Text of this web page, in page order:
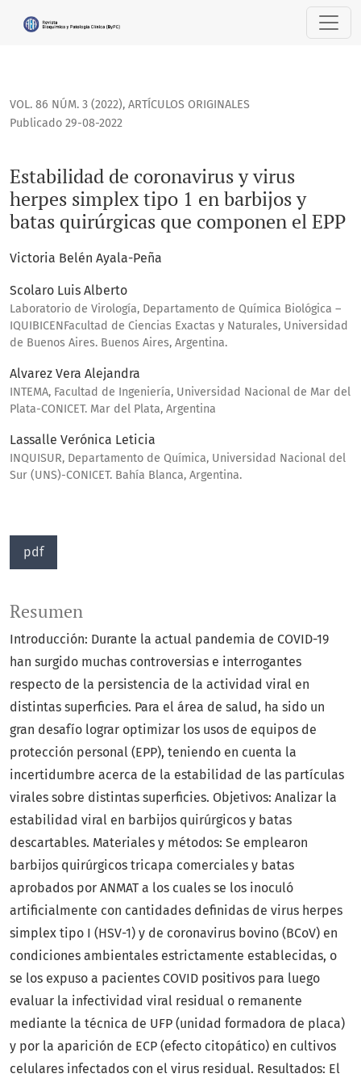
Estabilidad de coronavirus y virus herpes simplex tipo 1
VOL. 86 NÚM. 3 (2022), ARTÍCULOS ORIGINALES
Estabilidad de coronavirus y virus
herpes simplex tipo 1 en barbijos y
batas quirúrgicas que componen el EPP
Publicado 29-08-2022
Victoria Belén Ayala-Peña
Scolaro Luis Alberto
Laboratorio de Virología, Departamento de Química Biológica –
IQUIBICENFacultad de Ciencias Exactas y Naturales, Universidad
de Buenos Aires. Buenos Aires, Argentina.
Alvarez Vera Alejandra
INTEMA, Facultad de Ingeniería, Universidad Nacional de Mar del
Plata-CONICET. Mar del Plata, Argentina
Lassalle Verónica Leticia
INQUISUR, Departamento de Química, Universidad Nacional del
Sur (UNS)-CONICET. Bahía Blanca, Argentina.
pdf
Resumen
Introducción: Durante la actual pandemia de COVID-19
han surgido muchas controversias e interrogantes
respecto de la persistencia de la actividad viral en
distintas superficies. Para el área de salud, ha sido un
gran desafío lograr optimizar los usos de equipos de
protección personal (EPP), teniendo en cuenta la
incertidumbre acerca de la estabilidad de las partículas
virales sobre distintas superficies. Objetivos: Analizar la
estabilidad viral en barbijos quirúrgicos y batas
descartables. Materiales y métodos: Se emplearon
barbijos quirúrgicos tricapa comerciales y batas
aprobados por ANMAT a los cuales se los inoculó
artificialmente con cantidades definidas de virus herpes
simplex tipo I (HSV-1) y de coronavirus bovino (BCoV) en
condiciones ambientales estrictamente establecidas, o
se los expuso a pacientes COVID positivos para luego
evaluar la infectividad viral residual o remanente
mediante la técnica de UFP (unidad formadora de placa)
y por la aparición de ECP (efecto citopático) en cultivos
celulares infectados con el virus residual. Resultados: El